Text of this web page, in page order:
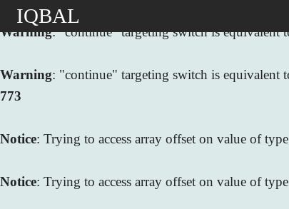
Warning: "continue" targeting switch is
Warning: "continue" targeting switch is equivalent
773
Notice: Trying to access array offset on value of
Notice: Trying to access array offset on value of
IQBAL